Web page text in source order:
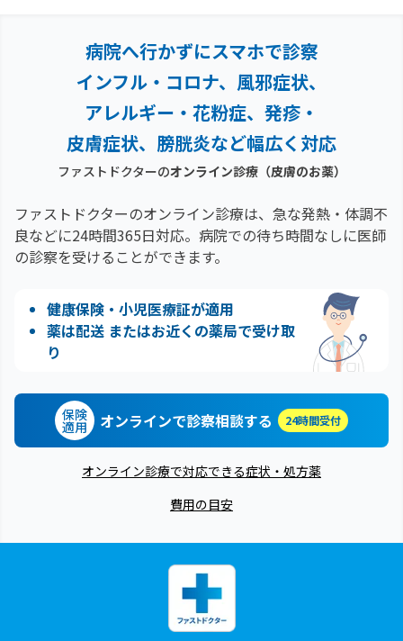
病院へ行かずにスマホで診察
インフル・コロナ、風邪症状、
アレルギー・花粉症、 発疹・
皮膚症状、膀胱炎など幅広く対応
ファストドクターのオンライン診療（皮膚のお薬）
ファストドクターのオンライン診療は、急な発熱・体調不
良などに24時間365日対応。 病院での待ち時間なしに医師
の診察を受けることができます。
健康保険・小児医療証が適用
薬は配送 またはお近くの薬局で受け取
り
保険
適用 オンラインで診察相談する 24時間受付
オンライン診療で対応できる症状・処方薬
費用の目安